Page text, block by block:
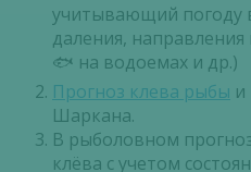
учитывающий погоду
даления,
🐟 на водоемах и др.)
Прогноз клева рыбы и
Шаркана.
В рыболовном
клёва с учетом